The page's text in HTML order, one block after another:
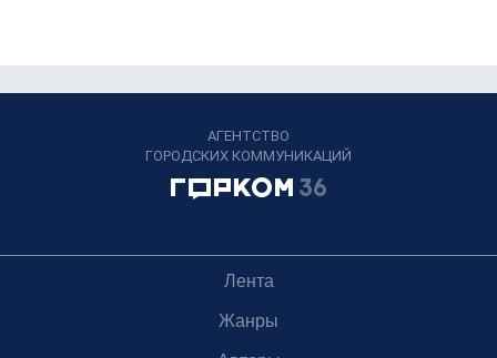
АГЕНТСТВО
ГОРОДСКИХ КОММУНИКАЦИЙ
Лента
Жанры